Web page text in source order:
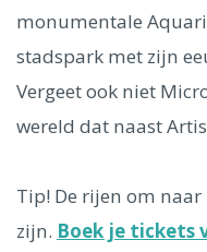
monumentale
stadspark met zijn
Vergeet ook niet
wereld dat naast
Tip! De rijen om
zijn. Boek je tickets